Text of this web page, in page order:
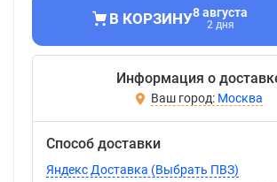
В КОРЗИНУ8 августа
2 дня
Информация о
Москва
Способ доставки
Яндекс Доставка (Выбрать ПВЗ)